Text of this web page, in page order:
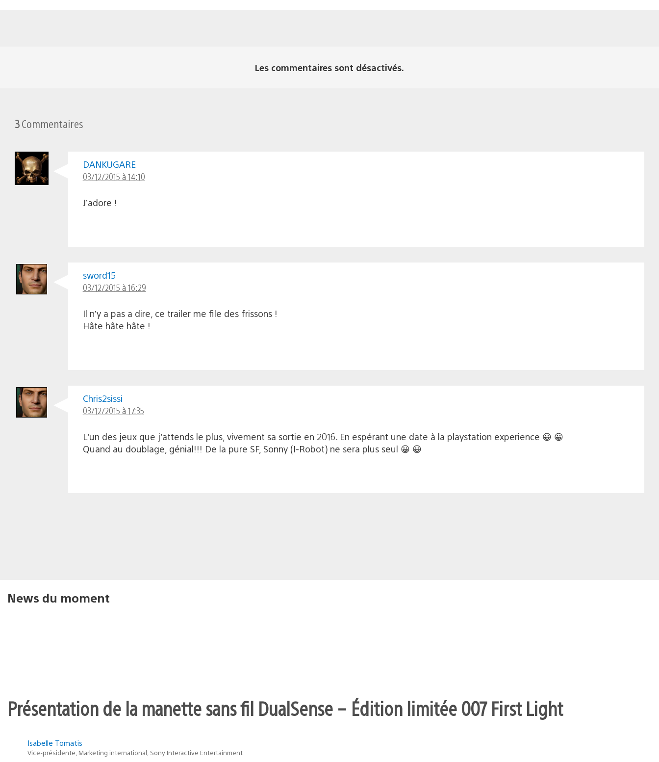
Les commentaires sont désactivés.
3Commentaires
DANKUGARE
03/12/2015 à 14:10
J’adore !
sword15
03/12/2015 à 16:29
Il n’y a pas a dire, ce trailer me file des frissons !
Hâte hâte hâte !
Chris2sissi
03/12/2015 à 17:35
L’un des jeux que j’attends le plus, vivement sa sortie en 2016. En espérant une date à la playstation experience 😀 😀
Quand au doublage, génial!!! De la pure SF, Sonny (I-Robot) ne sera plus seul 😀 😀
News du moment
Présentation de la manette sans fil DualSense – Édition limitée 007 First Light
Isabelle Tomatis
Vice-présidente, Marketing international, Sony Interactive Entertainment